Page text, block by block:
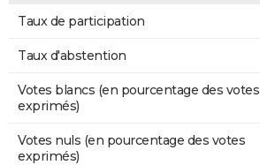
Taux de participation
Taux d'abstention
Votes blancs (en pourcentage des votes
exprimés)
Votes nuls (en pourcentage des votes
exprimés)